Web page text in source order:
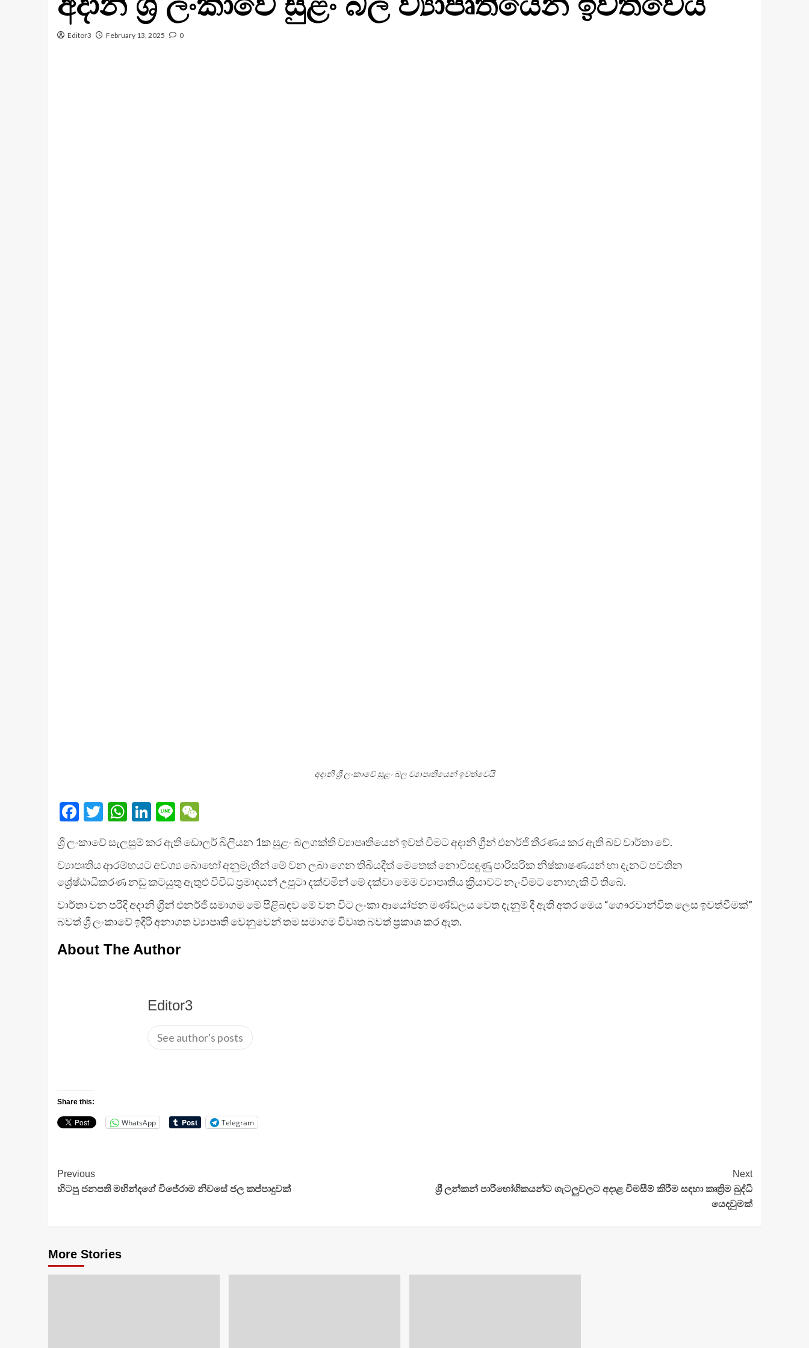
Editor3 February 13, 2025 0
අදානි ශ්‍රී ලංකාවේ සුළං බල ව්‍යාපෘතියෙන් ඉවත්වෙයි
Facebook
Twitter
WhatsApp
LinkedIn
LineWeChat
ශ්‍රී ලංකාවේ සැලසුම් කර ඇති ඩොලර් බිලියන 1ක සුළං බලශක්ති ව්‍යාපෘතියෙන් ඉවත් වීමට අදානි ග්‍රීන් එනර්ජි තීරණය කර ඇති බව වාර්තා වේ.
ව්‍යාපෘතිය ආරම්භයට අවශ්‍ය බොහෝ අනුමැතීන් මේ වන ලබා ගෙන තිබියදීත් මෙතෙක් නොවිසඳුණු පාරිසරික නිෂ්කාෂණයන් හා දැනට පවතින
ශ්‍රේෂ්ඨාධිකරණ නඩු කටයුතු ඇතුළු විවිධ ප්‍රමාදයන් උපුටා දක්වමින් මේ දක්වා මෙම ව්‍යාපෘතිය ක්‍රියාවට නැංවීමට නොහැකි වී තිබේ.
වාර්තා වන පරිදි අදානි ග්‍රීන් එනර්ජි සමාගම මේ පිළිබඳව මේ වන විට ලංකා ආයෝජන මණ්ඩලය වෙත දැනුම් දී ඇති අතර මෙය “ගෞරවාන්විත ලෙස ඉවත්වීමක්”
බවත් ශ්‍රී ලංකාවේ ඉදිරි අනාගත ව්‍යාපෘති වෙනුවෙන් තම සමාගම විවෘත බවත් ප්‍රකාශ කර ඇත.
About The Author
Editor3
See author's posts
Share this:
WhatsApp Telegram
Continue
Reading
Previous
හිටපු ජනපති මහින්දගේ විජේරාම නිවසේ ජල කප්පාදුවක්
Next
ශ්‍රී ලන්කන් පාරිභෝගිකයන්ට ගැටලුවලට අදාළ විමසීම් කිරීම සඳහා කෘත්‍රිම බුද්ධි
යෙදවුමක්
More Stories